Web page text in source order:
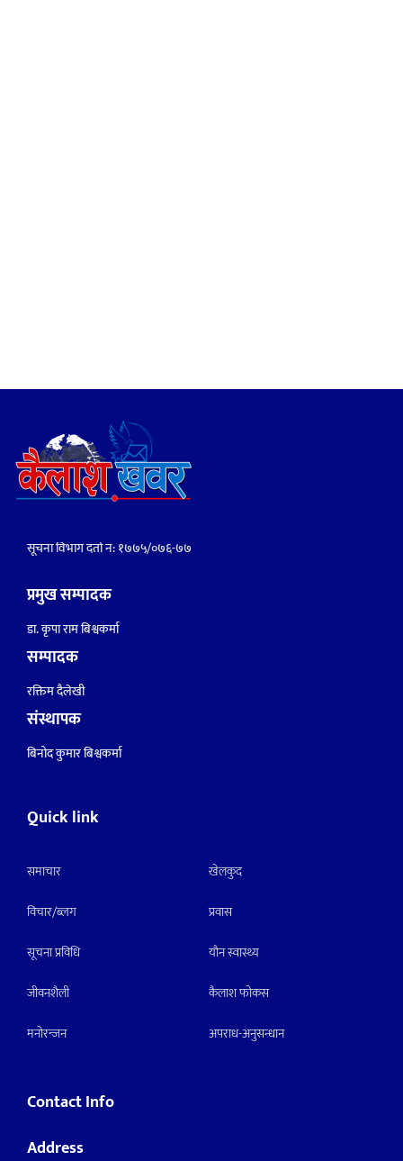
सूचना विभाग दर्ता नं: १७७५/०७६-७७
प्रमुख सम्पादक
डा. कृपा राम बिश्वकर्मा
सम्पादक
रक्तिम दैलेखी
संस्थापक
बिनोद कुमार बिश्वकर्मा
Quick link
समाचार
विचार/ब्लग
सूचना प्रविधि
जीवनशैली
मनाेरन्जन
खेलकुद
प्रवास
याैन स्वास्थ्य
कैलाश फोकस
अपराध-अनुसन्धान
Contact Info
Address